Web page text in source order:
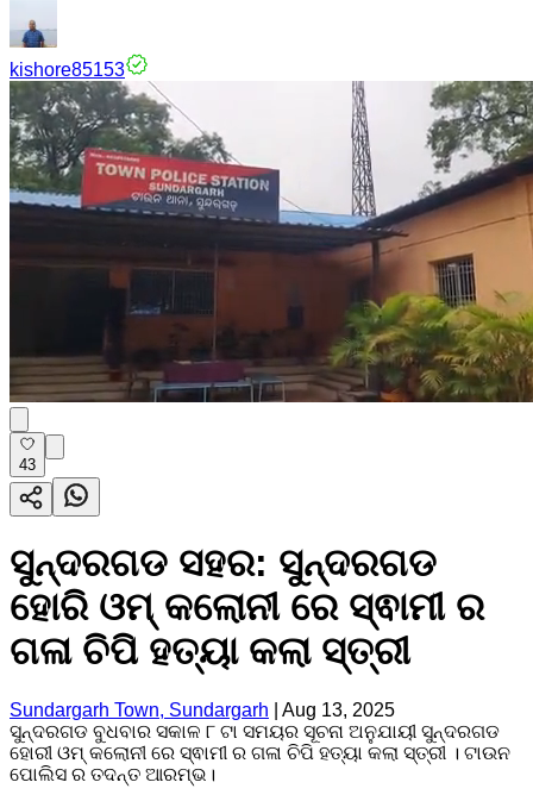
kishore85153
43
ସୁନ୍ଦରଗଡ ସହର: ସୁନ୍ଦରଗଡ
ହୋରି ଓମ୍ କଲୋନୀ ରେ ସ୍ଵାମୀ ର
ଗଳା ଚିପି ହତ୍ୟା କଲା ସ୍ତ୍ରୀ
Sundargarh Town, Sundargarh
Aug 13, 2025
ସୁନ୍ଦରଗଡ ବୁଧବାର ସକାଳ ୮ ଟା ସମୟର ସୂଚନା ଅନୁଯାୟୀ ସୁନ୍ଦରଗଡ
ହୋରୀ ଓମ୍ କଲୋନୀ ରେ ସ୍ଵାମୀ ର ଗଳା ଚିପି ହତ୍ୟା କଲା ସ୍ତ୍ରୀ । ଟାଉନ
ପୋଲିସ ର ତଦନ୍ତ ଆରମ୍ଭ।